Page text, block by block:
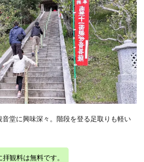
堂に興味深々。階段を登る足取りも軽い
拝観料は無料です。